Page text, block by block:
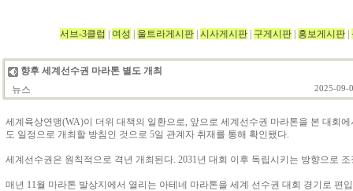
서브-3클럽 여성 울트라게시판 시사게시판 구게시판 홍보게시판
향후 세계선수권 마라톤 별도 개최
뉴스
2025-09-
세계육상연맹(WA)이 더위 대책의 일환으로, 앞으로 세계선수권 마라톤을 본 대회
도 일정으로 개최할 방침인 것으로 5일 관계자 취재를 통해 확인됐다.
세계선수권은 원칙적으로 격년 개최된다. 2031년 대회 이후 독립시키는 방향으로
매년 11월 마라톤 발상지에서 열리는 아테네 마라톤을 세계 선수권 대회 경기로 편